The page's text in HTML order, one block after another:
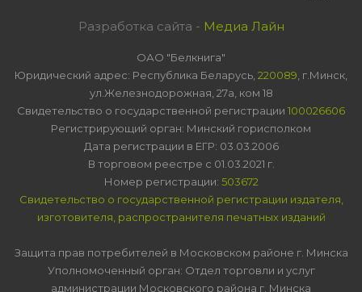
Разработка сайта - Медиа Лайн
ОАО "Белкнига"
Юридический адрес: Республика Беларусь, 220089 , г.Минск,
ул.Железнодорожная, 27а, ком 18
Свидетельство о государственной регистрации 100026606
Регистрирующий орган: Минский горисполком
Дата регистрации в ЕГР: 03.03.2006
В торговом реестре с 01.03.2021 г.
Номер регистрации: 503672
Свидетельство о государственной регистрации издателя,
изготовителя, распространителя печатных изданий
Защита прав потребителей в Московском районе г. Минска
Уполномоченный орган: Отдел торговли и услуг
администрации Московского района г. Минска